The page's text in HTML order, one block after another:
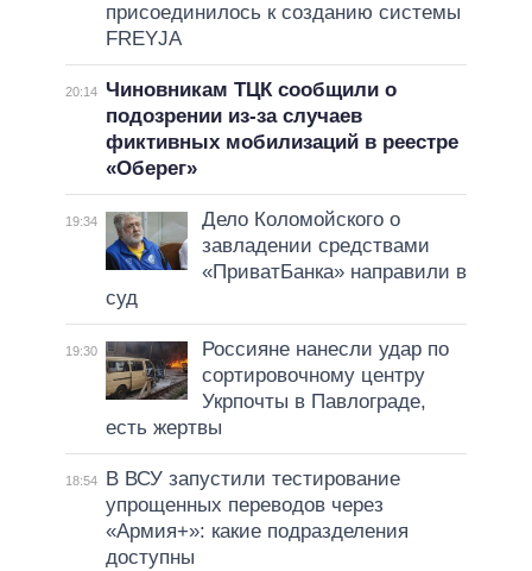
присоединилось к созданию системы
FREYJA
20:14
Чиновникам ТЦК сообщили о
подозрении из-за случаев
фиктивных мобилизаций в реестре
«Оберег»
19:34
Дело Коломойского о
завладении средствами
«ПриватБанка» направили в
суд
19:30
Россияне нанесли удар по
сортировочному центру
Укрпочты в Павлограде,
есть жертвы
18:54
В ВСУ запустили тестирование
упрощенных переводов через
«Армия+»: какие подразделения
доступны